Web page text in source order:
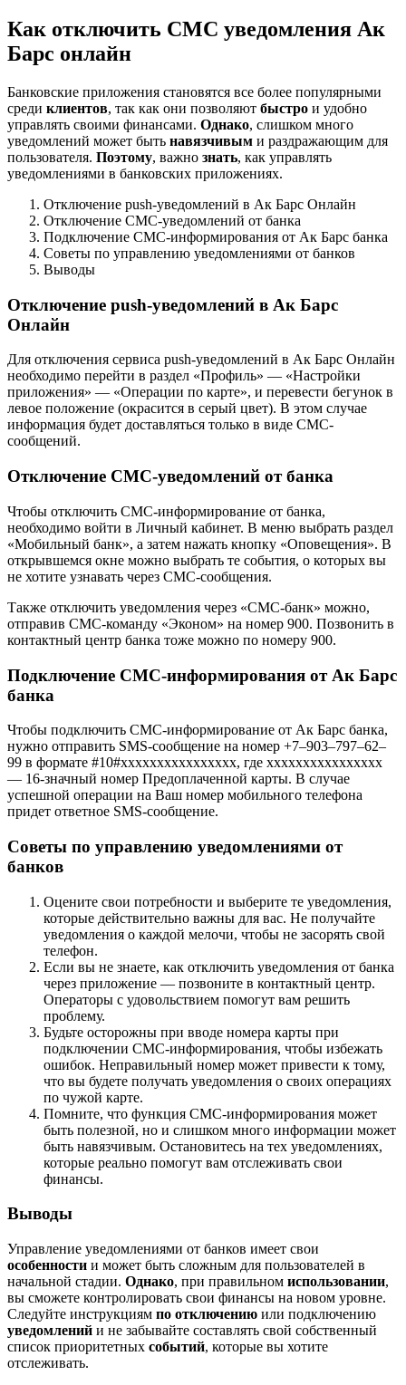
Как отключить СМС уведомления Ак
Барс онлайн
Банковские приложения становятся все более популярными
среди клиентов, так как они позволяют быстро и удобно
управлять своими финансами. Однако, слишком много
уведомлений может быть навязчивым и раздражающим для
пользователя. Поэтому, важно знать, как управлять
уведомлениями в банковских приложениях.
Отключение push-уведомлений в Ак Барс Онлайн
Отключение СМС-уведомлений от банка
Подключение СМС-информирования от Ак Барс банка
Советы по управлению уведомлениями от банков
Выводы
Отключение push-уведомлений в Ак Барс
Онлайн
Для отключения сервиса push-уведомлений в Ак Барс Онлайн
необходимо перейти в раздел «Профиль» — «Настройки
приложения» — «Операции по карте», и перевести бегунок в
левое положение (окрасится в серый цвет). В этом случае
информация будет доставляться только в виде СМС-
сообщений.
Отключение СМС-уведомлений от банка
Чтобы отключить СМС-информирование от банка,
необходимо войти в Личный кабинет. В меню выбрать раздел
«Мобильный банк», а затем нажать кнопку «Оповещения». В
открывшемся окне можно выбрать те события, о которых вы
не хотите узнавать через СМС-сообщения.
Также отключить уведомления через «СМС-банк» можно,
отправив СМС-команду «Эконом» на номер 900. Позвонить в
контактный центр банка тоже можно по номеру 900.
Подключение СМС-информирования от Ак Барс
банка
Чтобы подключить СМС-информирование от Ак Барс банка,
нужно отправить SMS-сообщение на номер +7–903–797–62–
99 в формате #10#xxxxxxxxxxxxxxxx, где xxxxxxxxxxxxxxxx
— 16-значный номер Предоплаченной карты. В случае
успешной операции на Ваш номер мобильного телефона
придет ответное SMS-сообщение.
Советы по управлению уведомлениями от
банков
Оцените свои потребности и выберите те уведомления,
которые действительно важны для вас. Не получайте
уведомления о каждой мелочи, чтобы не засорять свой
телефон.
Если вы не знаете, как отключить уведомления от банка
через приложение — позвоните в контактный центр.
Операторы с удовольствием помогут вам решить
проблему.
Будьте осторожны при вводе номера карты при
подключении СМС-информирования, чтобы избежать
ошибок. Неправильный номер может привести к тому,
что вы будете получать уведомления о своих операциях
по чужой карте.
Помните, что функция СМС-информирования может
быть полезной, но и слишком много информации может
быть навязчивым. Остановитесь на тех уведомлениях,
которые реально помогут вам отслеживать свои
финансы.
Выводы
Управление уведомлениями от банков имеет свои
особенности и может быть сложным для пользователей в
начальной стадии. Однако, при правильном использовании,
вы сможете контролировать свои финансы на новом уровне.
Следуйте инструкциям по отключению или подключению
уведомлений и не забывайте составлять свой собственный
список приоритетных событий, которые вы хотите
отслеживать.